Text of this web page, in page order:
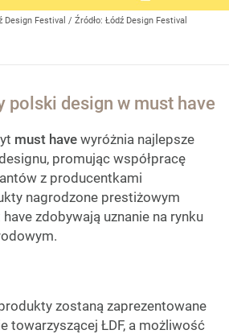
Design Festival / Źródło: Łódź Design Festival
polski design w must have
must have wyróżnia najlepsze
promując współpracę
z producentkami
nagrodzone prestiżowym
zdobywają uznanie na rynku
zostaną zaprezentowane
towarzyszącej ŁDF, a możliwość